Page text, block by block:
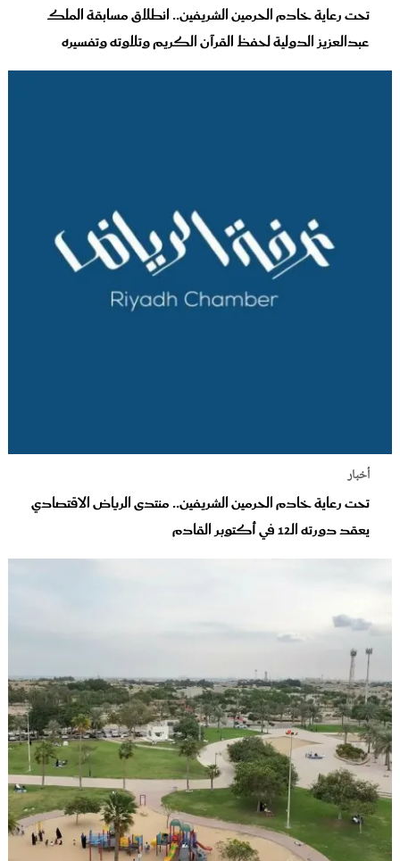
تحت رعاية خادم الحرمين الشريفين.. انطلاق مسابقة الملك
عبدالعزيز الدولية لحفظ القرآن الكريم وتلاوته وتفسيره
أخبار
تحت رعاية خادم الحرمين الشريفين.. منتدى الرياض الاقتصادي
يعقد دورته الـ12 في أكتوبر القادم